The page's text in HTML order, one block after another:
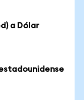
a Dólar